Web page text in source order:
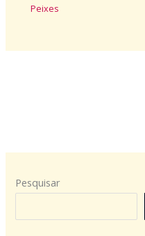
Peixes
Pesquisar